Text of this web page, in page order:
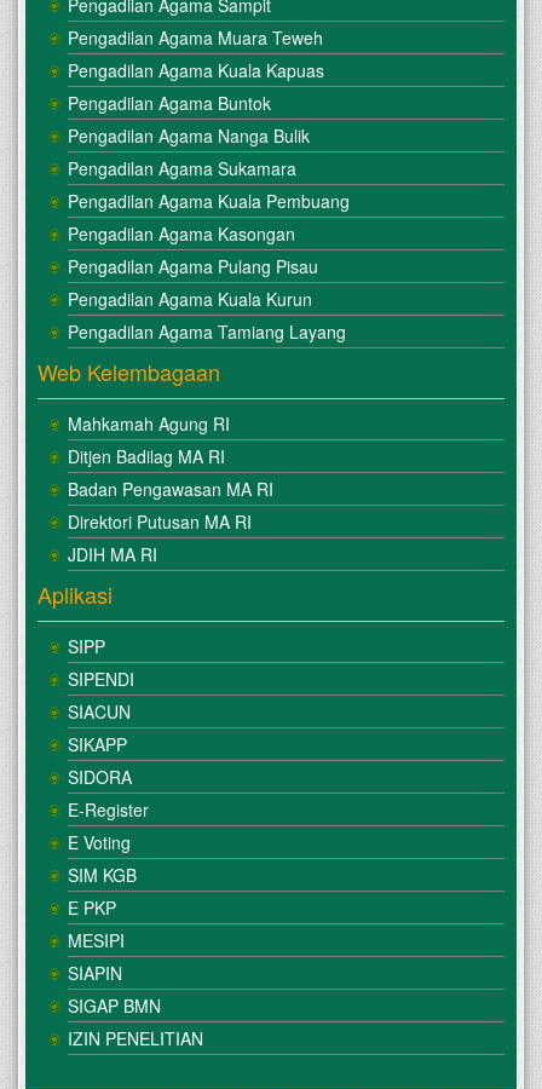
Pengadilan Agama Muara Teweh
Pengadilan Agama Kuala Kapuas
Pengadilan Agama Buntok
Pengadilan Agama Nanga Bulik
Pengadilan Agama Sukamara
Pengadilan Agama Kuala Pembuang
Pengadilan Agama Kasongan
Pengadilan Agama Pulang Pisau
Pengadilan Agama Kuala Kurun
Pengadilan Agama Tamiang Layang
Web Kelembagaan
Mahkamah Agung RI
Ditjen Badilag MA RI
Badan Pengawasan MA RI
Direktori Putusan MA RI
JDIH MA RI
Aplikasi
SIPP
SIPENDI
SIACUN
SIKAPP
SIDORA
E-Register
E Voting
SIM KGB
E PKP
MESIPI
SIAPIN
SIGAP BMN
IZIN PENELITIAN